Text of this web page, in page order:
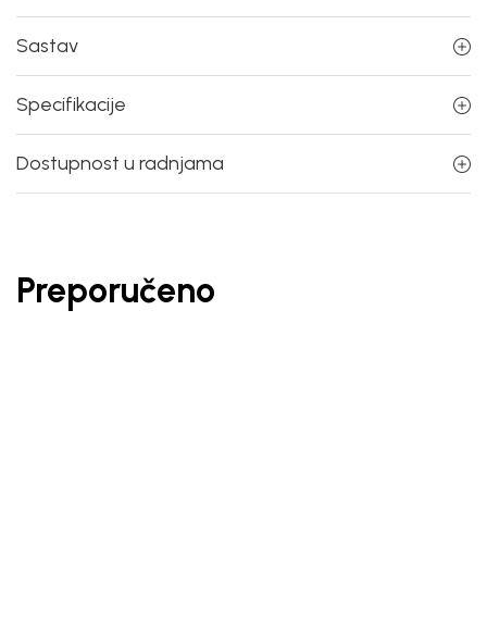
Sastav
Specifikacije
Dostupnost u radnjama
Preporučeno